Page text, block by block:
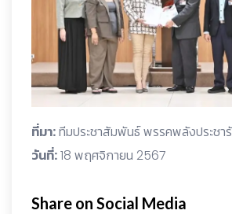
ที่มา:ทีมประชาสัมพันธ์ พรรคพลังประชา
วันที่:18 พฤศจิกายน 2567
Share on Social Media